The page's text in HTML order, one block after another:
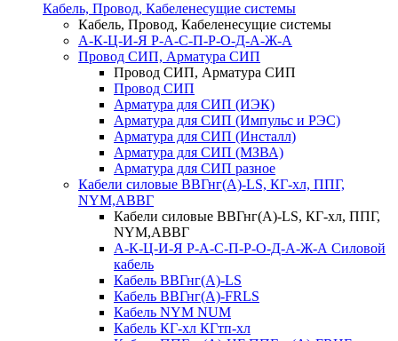
Кабель, Провод, Кабеленесущие системы
Кабель, Провод, Кабеленесущие системы
А-К-Ц-И-Я Р-А-С-П-Р-О-Д-А-Ж-А
Провод СИП, Арматура СИП
Провод СИП, Арматура СИП
Провод СИП
Арматура для СИП (ИЭК)
Арматура для СИП (Импульс и РЭС)
Арматура для СИП (Инсталл)
Арматура для СИП (МЗВА)
Арматура для СИП разное
Кабели силовые ВВГнг(А)-LS, КГ-хл, ППГ,
NYM,АВВГ
Кабели силовые ВВГнг(А)-LS, КГ-хл, ППГ,
NYM,АВВГ
А-К-Ц-И-Я Р-А-С-П-Р-О-Д-А-Ж-А Силовой
кабель
Кабель ВВГнг(А)-LS
Кабель ВВГнг(А)-FRLS
Кабель NYM NUM
Кабель КГ-хл КГтп-хл